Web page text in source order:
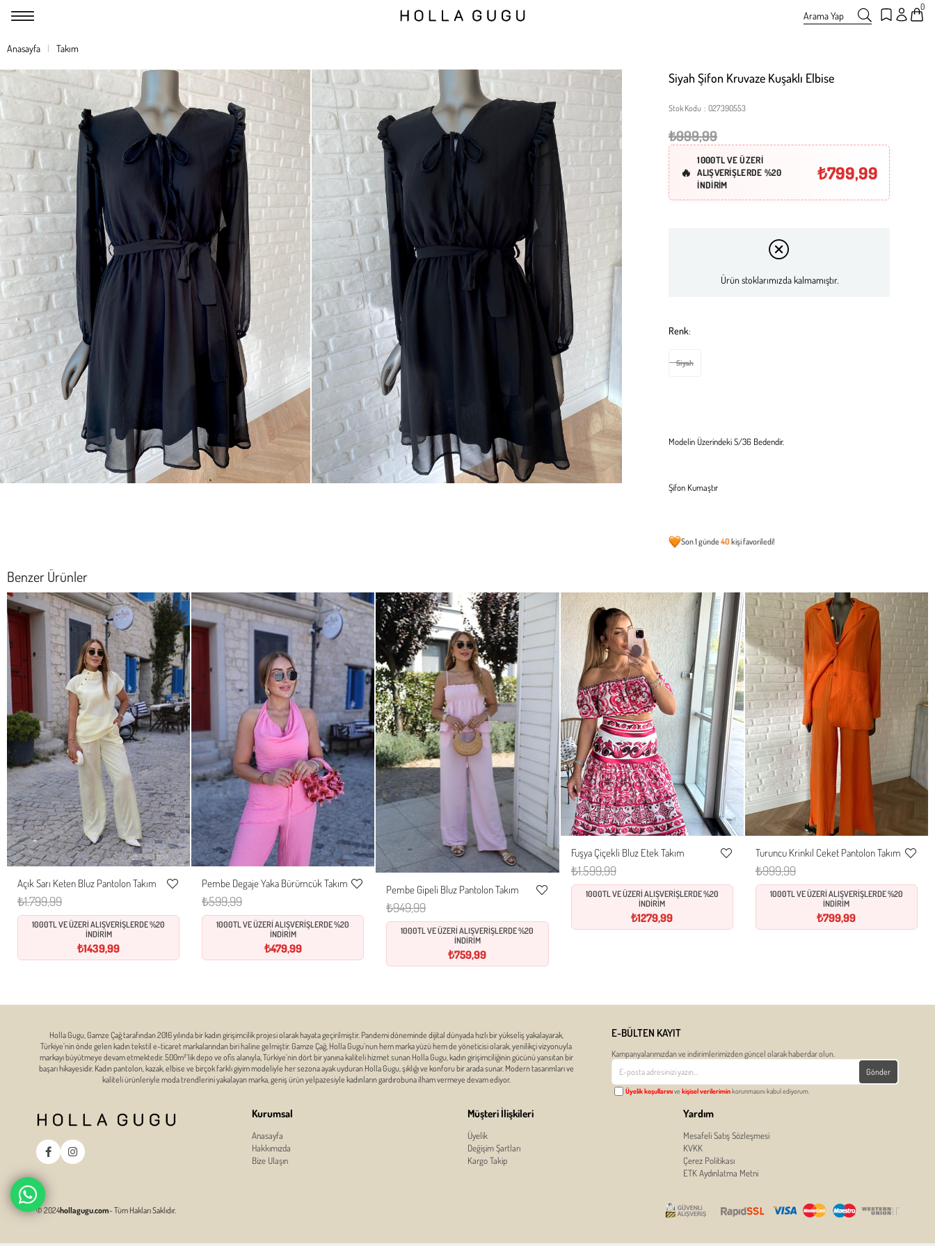
Arama Yap
0
Anasayfa Takım
Siyah Şifon Kruvaze Kuşaklı Elbise
Stok Kodu 027390553
₺999,99
1000TL VE ÜZERİ
ALIŞVERİŞLERDE %20
İNDİRİM
₺799,99
Ürün stoklarımızda kalmamıştır.
Renk:
Siyah
Modelin Üzerindeki S/36 Bedendir.
Şifon Kumaştır
Son 1 günde 40kişi favoriledi!
Benzer Ürünler
S M
Açık Sarı Keten Bluz Pantolon Takım
Favorilere
₺1.799,99
1000TL VE ÜZERİ ALIŞVERİŞLERDE %20
İNDİRİM
₺1439,99
S M L XL
Pembe Degaje Yaka Bürümcük Takım
Favorilere
₺599,99
1000TL VE ÜZERİ ALIŞVERİŞLERDE %20
İNDİRİM
₺479,99
S M L
Pembe Gipeli Bluz Pantolon Takım
₺949,99
1000TL VE ÜZERİ ALIŞVERİŞLERDE %20
İNDİRİM
₺759,99
S M L
Fuşya Çiçekli Bluz Etek Takım
Favorilere
₺1.599,99
1000TL VE ÜZERİ ALIŞVERİŞLERDE %20
İNDİRİM
₺1279,99
S M L
Turuncu Krinkıl Ceket Pantolon Takım
₺999,99
1000TL VE ÜZERİ ALIŞVERİŞLERDE %20
İNDİRİM
₺799,99
Holla Gugu, Gamze Çağ tarafından 2016 yılında bir kadın girişimcilik projesi olarak hayata geçirilmiştir. Pandemi döneminde dijital dünyada hızlı bir yükseliş yakalayarak,
Türkiye’nin önde gelen kadın tekstil e-ticaret markalarından biri haline gelmiştir. Gamze Çağ, Holla Gugu’nun hem marka yüzü hem de yöneticisi olarak, yenilikçi vizyonuyla
markayı büyütmeye devam etmektedir. 500m²’lik depo ve ofis alanıyla, Türkiye’nin dört bir yanına kaliteli hizmet sunan Holla Gugu, kadın girişimciliğinin gücünü yansıtan bir
başarı hikayesidir. Kadın pantolon, kazak, elbise ve birçok farklı giyim modeliyle her sezona ayak uyduran Holla Gugu, şıklığı ve konforu bir arada sunar. Modern tasarımları ve
kaliteli ürünleriyle moda trendlerini yakalayan marka, geniş ürün yelpazesiyle kadınların gardırobuna ilham vermeye devam ediyor.
E-BÜLTEN KAYIT
Kampanyalarımızdan ve indirimlerimizden güncel olarak haberdar olun.
Gönder
Üyelik koşullarınıve kişisel verileriminkorunmasını kabul ediyorum.
Kurumsal
Anasayfa
Hakkımızda
Bize Ulaşın
Müşteri İlişkileri
Üyelik
Değişim Şartları
Kargo Takip
Yardım
Mesafeli Satış Sözleşmesi
KVKK
Çerez Politikası
ETK Aydınlatma Metni
© 2024hollagugu.com- Tüm Hakları Saklıdır.